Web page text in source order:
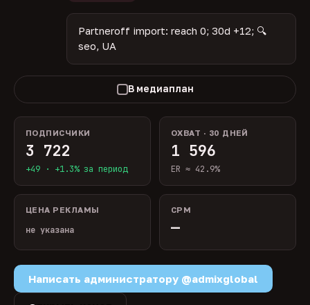
Partneroff import: reach 0; 30d +12; 🔍
seo, UA
В медиаплан
ПОДПИСЧИКИ
3 722
+49 · +1.3% за период
ОХВАТ · 30 ДНЕЙ
1 596
ER ≈ 42.9%
ЦЕНА РЕКЛАМЫ
не указана
CPM
—
Написать администратору @admixglobal